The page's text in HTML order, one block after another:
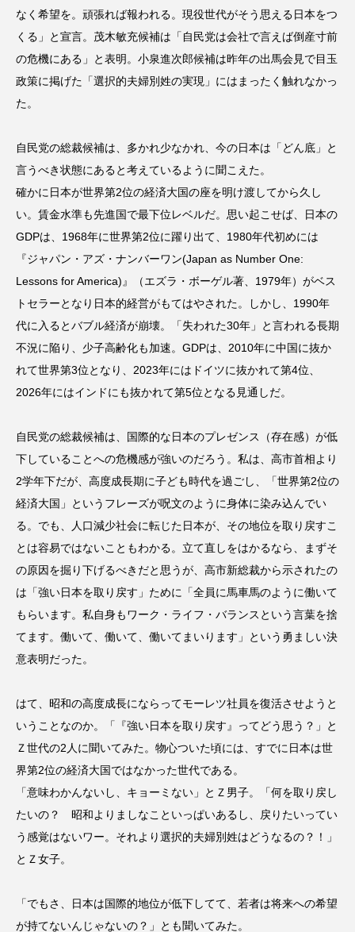
なく希望を。頑張れば報われる。現役世代がそう思える日本をつ
くる」と宣言。茂木敏充候補は「自民党は会社で言えば倒産寸前
の危機にある」と表明。小泉進次郎候補は昨年の出馬会見で目玉
政策に掲げた「選択的夫婦別姓の実現」にはまったく触れなかっ
た。
自民党の総裁候補は、多かれ少なかれ、今の日本は「どん底」と
言うべき状態にあると考えているように聞こえた。
確かに日本が世界第2位の経済大国の座を明け渡してから久し
い。賃金水準も先進国で最下位レベルだ。思い起こせば、日本の
GDPは、1968年に世界第2位に躍り出て、1980年代初めには
『ジャパン・アズ・ナンバーワン(Japan as Number One:
Lessons for America)』（エズラ・ボーゲル著、1979年）がベス
トセラーとなり日本的経営がもてはやされた。しかし、1990年
代に入るとバブル経済が崩壊。「失われた30年」と言われる長期
不況に陥り、少子高齢化も加速。GDPは、2010年に中国に抜か
れて世界第3位となり、2023年にはドイツに抜かれて第4位、
2026年にはインドにも抜かれて第5位となる見通しだ。
自民党の総裁候補は、国際的な日本のプレゼンス（存在感）が低
下していることへの危機感が強いのだろう。私は、高市首相より
2学年下だが、高度成長期に子ども時代を過ごし、「世界第2位の
経済大国」というフレーズが呪文のように身体に染み込んでい
る。でも、人口減少社会に転じた日本が、その地位を取り戻すこ
とは容易ではないこともわかる。立て直しをはかるなら、まずそ
の原因を掘り下げるべきだと思うが、高市新総裁から示されたの
は「強い日本を取り戻す」ために「全員に馬車馬のように働いて
もらいます。私自身もワーク・ライフ・バランスという言葉を捨
てます。働いて、働いて、働いてまいります」という勇ましい決
意表明だった。
はて、昭和の高度成長にならってモーレツ社員を復活させようと
いうことなのか。「『強い日本を取り戻す』ってどう思う？」と
Ｚ世代の2人に聞いてみた。物心ついた頃には、すでに日本は世
界第2位の経済大国ではなかった世代である。
「意味わかんないし、キョーミない」とＺ男子。「何を取り戻し
たいの？ 昭和よりましなこといっぱいあるし、戻りたいってい
う感覚はないワー。それより選択的夫婦別姓はどうなるの？！」
とＺ女子。
「でもさ、日本は国際的地位が低下してて、若者は将来への希望
が持てないんじゃないの？」とも聞いてみた。